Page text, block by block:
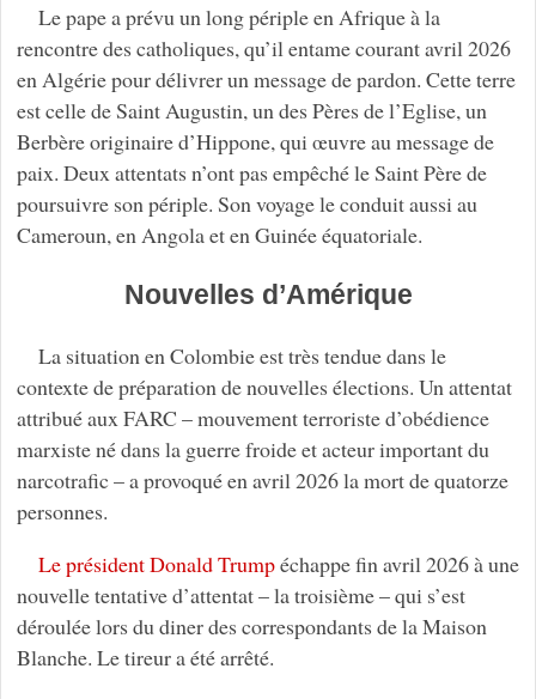
Le pape a prévu un long périple en Afrique à la
rencontre des catholiques, qu’il entame courant avril 2026
en Algérie pour délivrer un message de pardon. Cette terre
est celle de Saint Augustin, un des Pères de l’Eglise, un
Berbère originaire d’Hippone, qui œuvre au message de
paix. Deux attentats n’ont pas empêché le Saint Père de
poursuivre son périple. Son voyage le conduit aussi au
Cameroun, en Angola et en Guinée équatoriale.
Nouvelles d’Amérique
La situation en Colombie est très tendue dans le
contexte de préparation de nouvelles élections. Un attentat
attribué aux FARC – mouvement terroriste d’obédience
marxiste né dans la guerre froide et acteur important du
narcotrafic – a provoqué en avril 2026 la mort de quatorze
personnes.
Le président Donald Trumpéchappe fin avril 2026 à une
nouvelle tentative d’attentat – la troisième – qui s’est
déroulée lors du diner des correspondants de la Maison
Blanche. Le tireur a été arrêté.